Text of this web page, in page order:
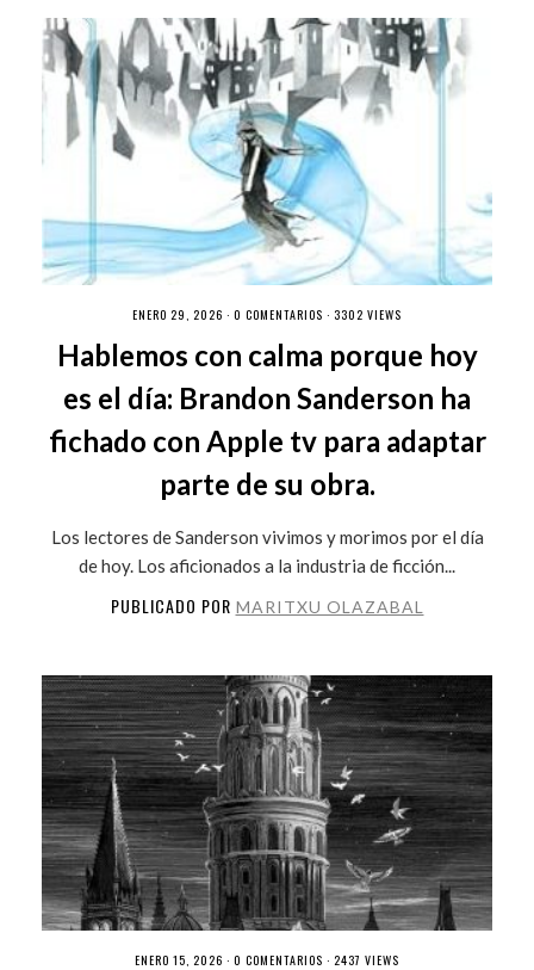
ENERO 29, 2026 · 0 COMENTARIOS · 3302 VIEWS
Hablemos con calma porque hoy
es el día: Brandon Sanderson ha
fichado con Apple tv para adaptar
parte de su obra.
Los lectores de Sanderson vivimos y morimos por el día
de hoy. Los aficionados a la industria de ficción...
PUBLICADO POR MARITXU OLAZABAL
ENERO 15, 2026 · 0 COMENTARIOS · 2437 VIEWS